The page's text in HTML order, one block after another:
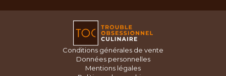
Conditions générales de vente
Données personnelles
Mentions légales